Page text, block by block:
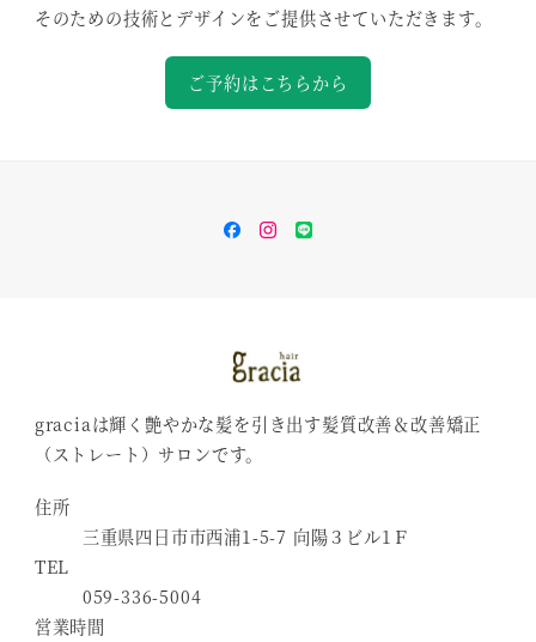
そのための技術とデザインをご提供させていただきます。
ご予約はこちらから
Facebook
Instagram
Line
graciaは輝く艶やかな髪を引き出す髪質改善＆改善矯正
（ストレート）サロンです。
住所
三重県四日市市西浦1-5-7 向陽３ビル1Ｆ
TEL
059-336-5004
営業時間